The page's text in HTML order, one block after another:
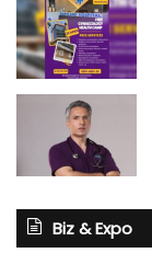
Biz & Expo